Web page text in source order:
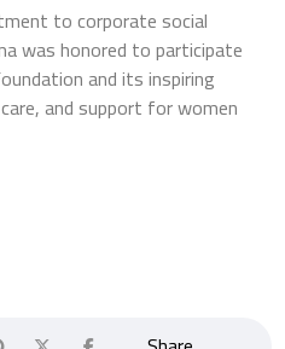
to corporate social
was honored to participate
and its inspiring
and support for women.